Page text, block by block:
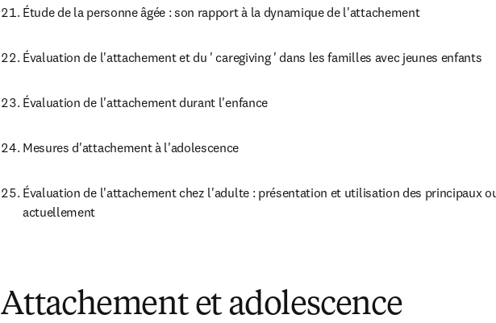
Étude de la personne âgée : son rapport à la dynamique de l'attachement
Évaluation de l'attachement et du ' caregiving ' dans les familles avec jeunes enfants
Évaluation de l'attachement durant l'enfance
Mesures d'attachement à l'adolescence
Évaluation de l'attachement chez l'adulte : présentation et utilisation des principaux
actuellement
Attachement et adolescence